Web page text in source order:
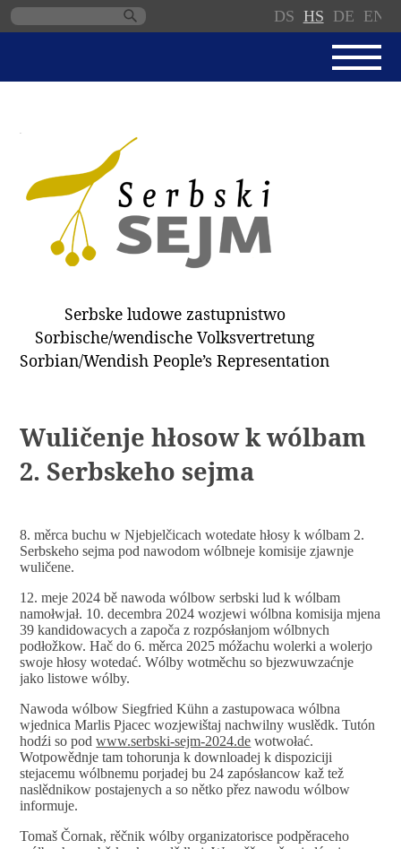
DS HS DE EN
SERBSKI SEJM
JEDNANSKI PORJAD
PROTOKOLE / WOBZAMKNJENJA
DARY
ZAPÓSŁANCY
WUBĚRKI
Serbske ludowe zastupnistwo
Sorbische/wendische Volksvertretung
Sorbian/Wendish People’s Representation
Wuličenje hłosow k wólbam
2. Serbskeho sejma
8. měrca buchu w Njebjelčicach wotedate hłosy k wólbam 2.
Serbskeho sejma pod nawodom wólbneje komisije zjawnje
wuličene.
12. meje 2024 bě nawoda wólbow serbski lud k wólbam
namołwjał. 10. decembra 2024 wozjewi wólbna komisija mjena
39 kandidowacych a započa z rozpósłanjom wólbnych
podłožkow. Hač do 6. měrca 2025 móžachu wolerki a wolerjo
swoje hłosy wotedać. Wólby wotměchu so bjezwuwzaćnje
jako listowe wólby.
Nawoda wólbow Siegfried Kühn a zastupowaca wólbna
wjednica Marlis Pjacec wozjewištaj nachwilny wuslědk. Tutón
hodźi so podwww.serbski-sejm-2024.de wotwołać.
Wotpowědnje tam tohorunja k downloadej k dispoziciji
stejacemu wólbnemu porjadej bu 24 zapósłancow kaž tež
naslědnikow postajenych a so nětko přez nawodu wólbow
informuje.
Tomaš Čornak, rěčnik wólby organizatorisce podpěraceho